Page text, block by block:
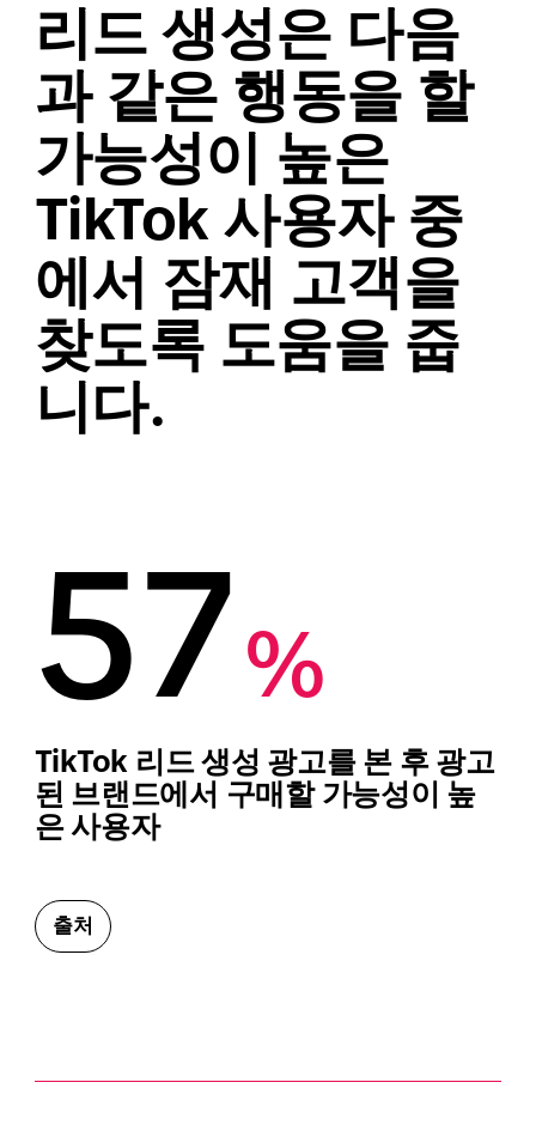
리드 생성은 다음
과 같은 행동을 할
가능성이 높은
TikTok 사용자 중
에서 잠재 고객을
찾도록 도움을 줍
니다.
57%
TikTok 리드 생성 광고를 본 후 광고
된 브랜드에서 구매할 가능성이 높
은 사용자
출처